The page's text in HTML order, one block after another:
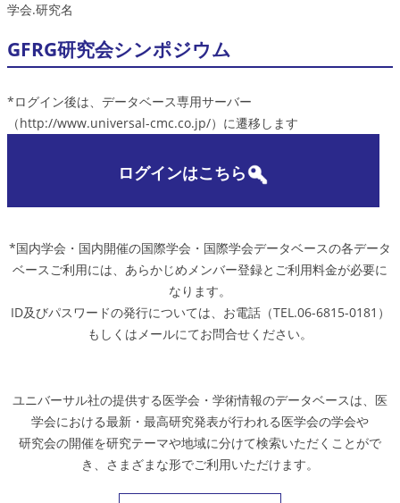
学会.研究名
GFRG研究会シンポジウム
*ログイン後は、データベース専用サーバー
（http://www.universal-cmc.co.jp/）に遷移します
ログインはこちら
*国内学会・国内開催の国際学会・国際学会データベースの各データ
ベースご利用には、あらかじめメンバー登録とご利用料金が必要に
なります。
ID及びパスワードの発行については、お電話（TEL.06-6815-0181）
もしくはメールにてお問合せください。
ユニバーサル社の提供する医学会・学術情報のデータベースは、医
学会における最新・最高研究発表が行われる医学会の学会や
研究会の開催を研究テーマや地域に分けて検索いただくことがで
き、さまざまな形でご利用いただけます。